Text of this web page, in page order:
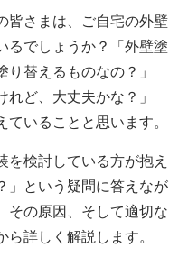
皆さまは、ご自宅の外壁
るでしょうか？「外壁塗
替えるものなの？」
れど、大丈夫かな？」
いることと思います。
を検討している方が抱え
」という疑問に答えなが
その原因、そして適切な
詳しく解説します。